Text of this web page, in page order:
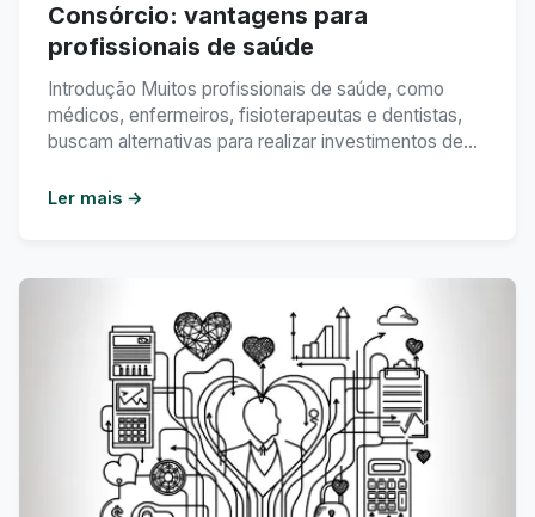
Consórcio: vantagens para
profissionais de saúde
Introdução Muitos profissionais de saúde, como
médicos, enfermeiros, fisioterapeutas e dentistas,
buscam alternativas para realizar investimentos de
consórcio surge como uma opção vantajosa,
vantagens do consórcio para profissionais de saúde
Ler mais →